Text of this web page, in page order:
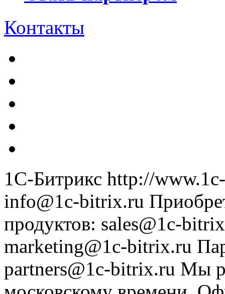
Контакты
1С-Битрикс http://
info@1c-bitrix.ru
продуктов: sales@1c-
marketing@1c-bitrix.ru
partners@1c-bitrix.ru Мы